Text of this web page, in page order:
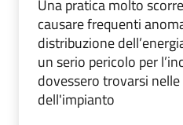
Una pratica molto
causare frequenti
distribuzione
un serio pericolo per
dovessero trovarsi
dell'impianto